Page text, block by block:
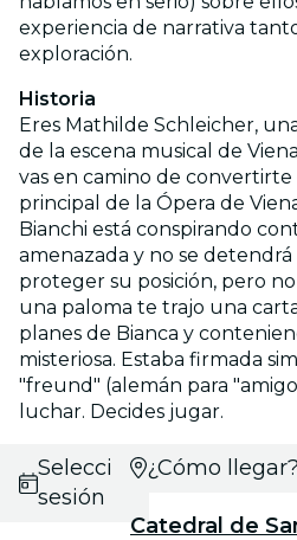
experiencia de narrativa
exploración.
Historia
Eres Mathilde Schleicher,
de la escena musical de
vas en camino de
principal de la Ópera de
Bianchi está conspirando
amenazada y no se
proteger su posición, pero no
una paloma te trajo una
planes de Bianca y
misteriosa. Estaba firmada
"freund" (alemán para
luchar. Decides jugar.
Selecciona
sesión
¿Cómo llegar?
Catedral de